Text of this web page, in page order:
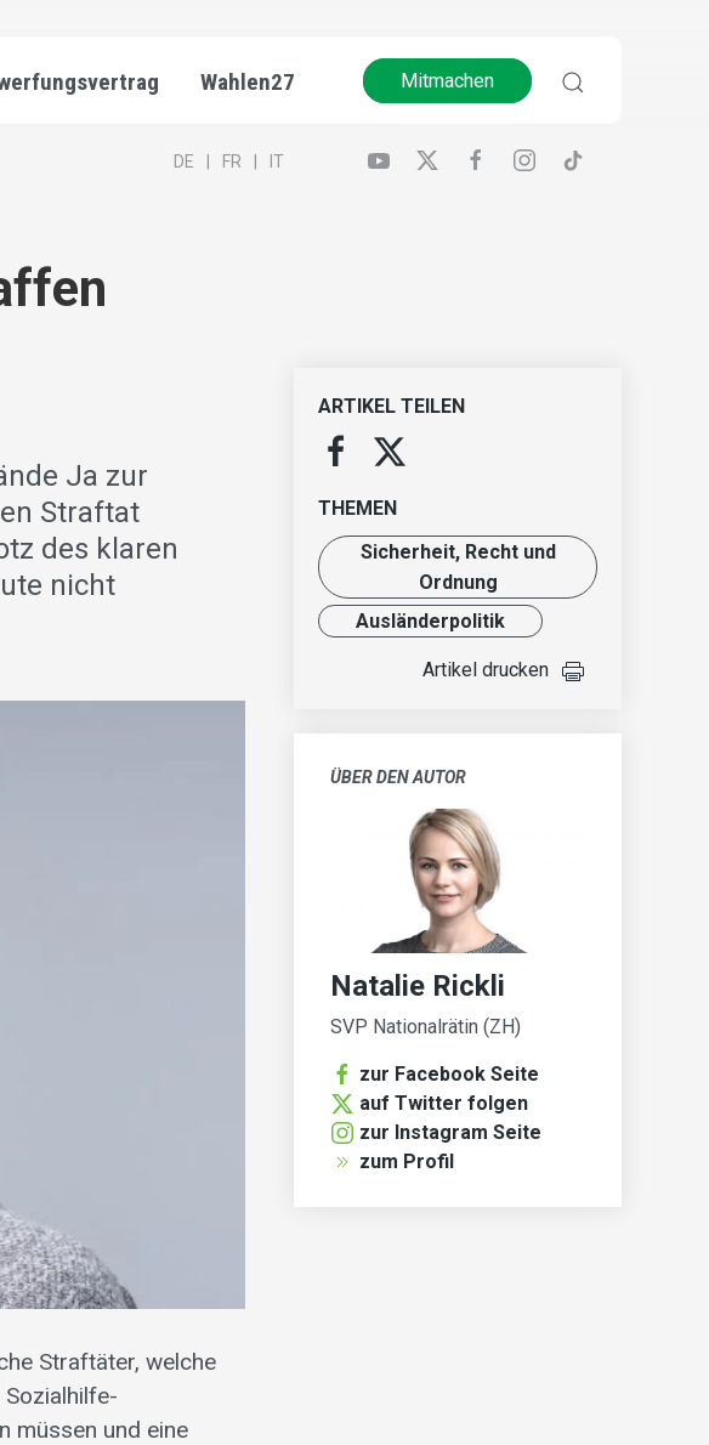
Wahlen27 Mitmachen
DE FR IT
Ja zur
Straftat
des klaren
nicht
Straftäter, welche
müssen und eine
ARTIKEL TEILEN
THEMEN
Sicherheit, Recht und
Ordnung
Ausländer­politik
Artikel drucken
ÜBER DEN AUTOR
Natalie Rickli
SVP Nationalrätin (ZH)
zur Facebook Seite
auf Twitter folgen
zur Instagram Seite
zum Profil